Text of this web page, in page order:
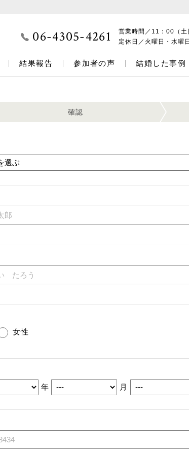
06-4305-4261 営業時間／ 11：00（
定休日／ 火曜日・水曜
結果報告 参加者の声 結婚した事例
確認
女性
年 月